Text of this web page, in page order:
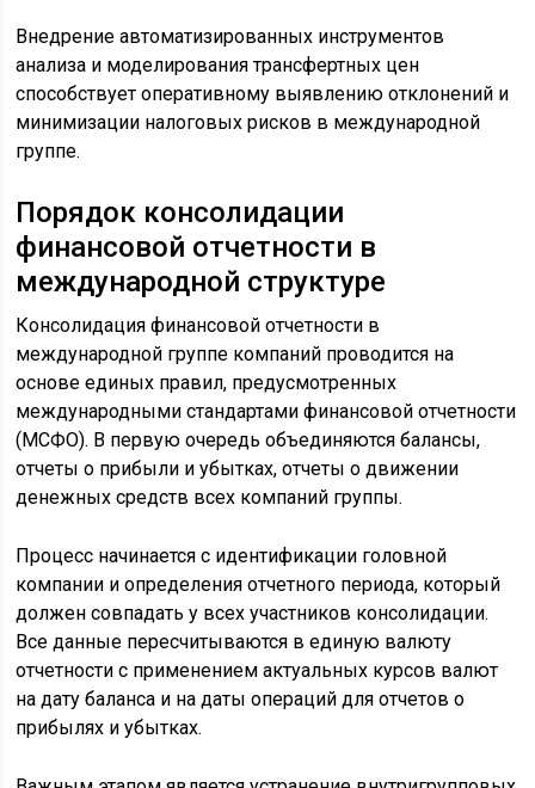
Внедрение автоматизированных инструментов
анализа и моделирования трансфертных цен
способствует оперативному выявлению отклонений и
минимизации налоговых рисков в международной
группе.
Порядок консолидации
финансовой отчетности в
международной структуре
Консолидация финансовой отчетности в
международной группе компаний проводится на
основе единых правил, предусмотренных
международными стандартами финансовой отчетности
(МСФО). В первую очередь объединяются балансы,
отчеты о прибыли и убытках, отчеты о движении
денежных средств всех компаний группы.
Процесс начинается с идентификации головной
компании и определения отчетного периода, который
должен совпадать у всех участников консолидации.
Все данные пересчитываются в единую валюту
отчетности с применением актуальных курсов валют
на дату баланса и на даты операций для отчетов о
прибылях и убытках.